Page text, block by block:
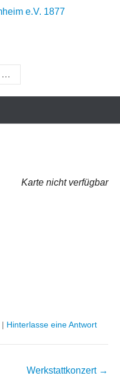
Karte nicht verfügbar
| Hinterlasse eine Antwort
Werkstattkonzert →